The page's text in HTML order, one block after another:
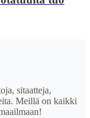
sitaatteja,
Meillä on kaikki